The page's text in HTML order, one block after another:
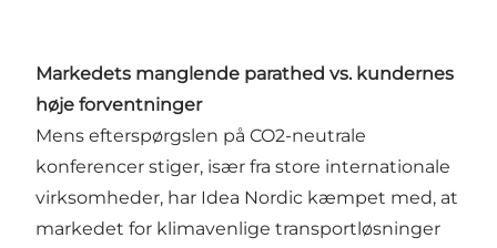
Markedets manglende parathed vs. kundernes
høje forventninger
Mens efterspørgslen på CO2-neutrale
konferencer stiger, især fra store internationale
virksomheder, har Idea Nordic kæmpet med, at
markedet for klimavenlige transportløsninger